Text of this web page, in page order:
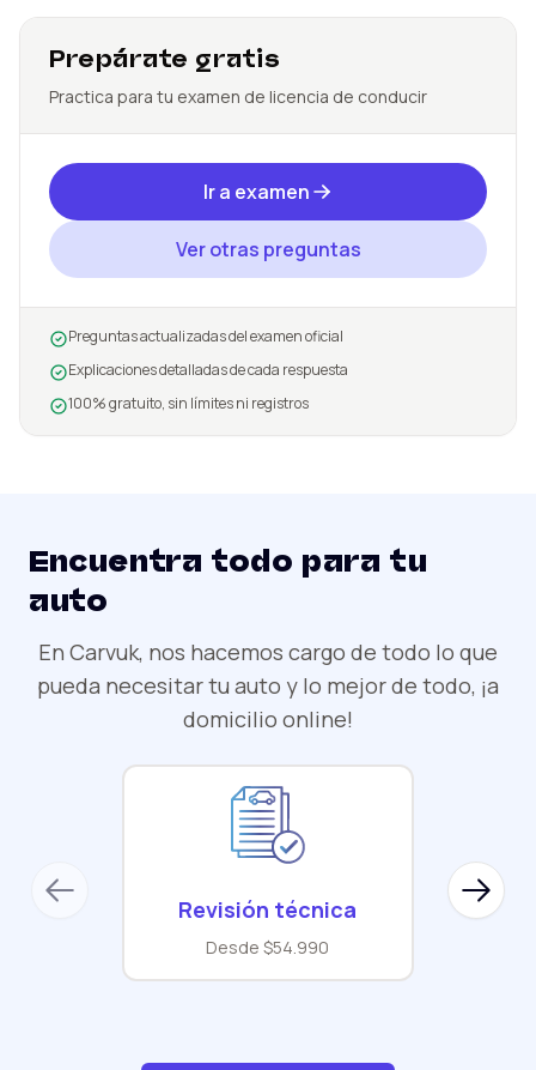
Prepárate gratis
Practica para tu examen de licencia de conducir
Ir a examen
Ver otras preguntas
Preguntas actualizadas del examen oficial
Explicaciones detalladas de cada respuesta
100% gratuito, sin límites ni registros
Encuentra todo para tu
auto
En Carvuk, nos hacemos cargo de todo lo que
pueda necesitar tu auto y lo mejor de todo, ¡a
domicilio online!
Revisión técnica
Desde $54.990
Previous slide Next